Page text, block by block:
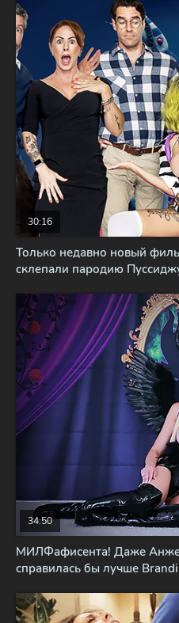
Только недавно новый
склепали пародию
30:16
МИЛФафисента! Даже
справилась бы лучше
34:50